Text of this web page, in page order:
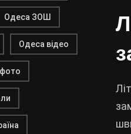
Одеса ЗОШ
Одеса відео